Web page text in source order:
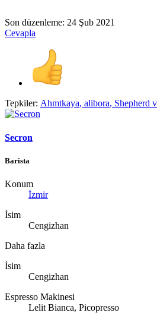
Son düzenleme: 24 Şub 2021
Cevapla
Tepkiler: Ahmtkaya, alibora, Shepherd
Secron
Barista
Konum
İzmir
İsim
Cengizhan
Daha fazla
İsim
Cengizhan
Espresso Makinesi
Lelit Bianca, Picopresso